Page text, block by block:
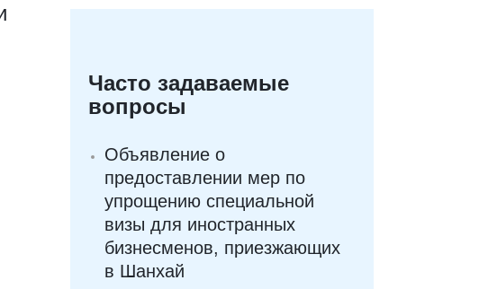
Часто задаваемые
вопросы
Объявление о
предоставлении мер по
упрощению специальной
визы для иностранных
бизнесменов, приезжающих
в Шанхай